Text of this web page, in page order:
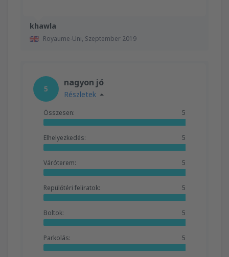
khawla
Royaume-Uni, Szeptember 2019
5
nagyon jó
Részletek
Összesen: 5
Elhelyezkedés: 5
Váróterem: 5
Repülőtéri feliratok: 5
Boltok: 5
Parkolás: 5